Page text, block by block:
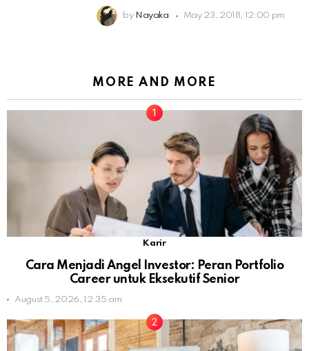
by Nayaka May 23, 2018, 12:00 pm
MORE AND MORE
Karir
Cara Menjadi Angel Investor: Peran Portfolio
Career untuk Eksekutif Senior
August 5, 2026, 12:35 am